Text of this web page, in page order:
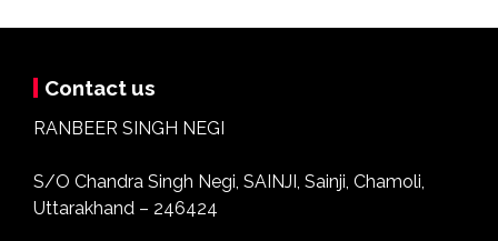
Contact us
RANBEER SINGH NEGI
S/O Chandra Singh Negi, SAINJI, Sainji, Chamoli,
Uttarakhand – 246424